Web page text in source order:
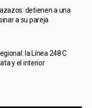
detienen a una
a su pareja
la Línea 248 C
y el interior